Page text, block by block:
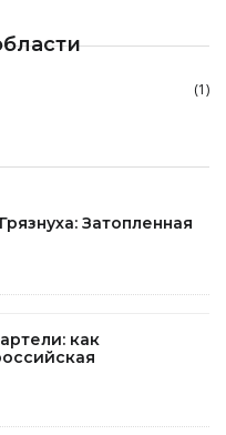
(1)
Затопленная
как